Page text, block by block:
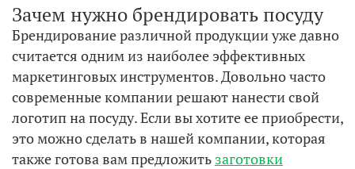
Зачем нужно брендировать посуду
Брендирование различной продукции уже давно
считается одним из наиболее эффективных
маркетинговых инструментов. Довольно часто
современные компании решают нанести свой
логотип на посуду. Если вы хотите ее приобрести,
это можно сделать в нашей компании, которая
также готова вам предложить заготовки